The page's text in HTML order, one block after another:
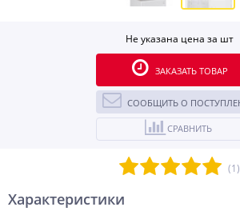
Не указана цена за шт
ЗАКАЗАТЬ ТОВАР
СООБЩИТЬ О
СРАВНИТЬ
(1)
Характеристики